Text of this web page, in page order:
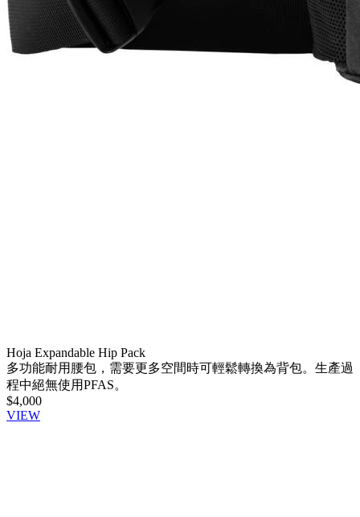
Hoja Expandable Hip Pack
多功能耐用腰包，需要更多空間時可輕鬆轉換為背包。生產過
程中絕無使用PFAS。
$4,000
VIEW